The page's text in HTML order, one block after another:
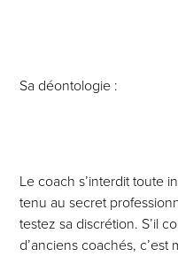
Sa déontologie :
Le coach s’interdit toute
tenu au secret
testez sa discrétion. S’il
d’anciens coachés, c’est